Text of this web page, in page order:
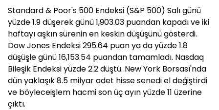
Standard & Poor's 500 Endeksi (S&P 500) Salı günü
yüzde 1.9 düşerek günü 1,903.03 puandan kapadı ve iki
haftayı aşkın sürenin en keskin düşüşünü gösterdi.
Dow Jones Endeksi 295.64 puan ya da yüzde 1.8
düşüşle günü 16,153.54 puandan tamamladı. Nasdaq
Bileşik Endeksi yüzde 2.2 düştü. New York Borsası'nda
dün yaklaşık 8.5 milyar adet hisse senedi el değiştirdi
ve böyleceişlem hacmi son üç ayın yüzde 11 üzerine
çıktı.